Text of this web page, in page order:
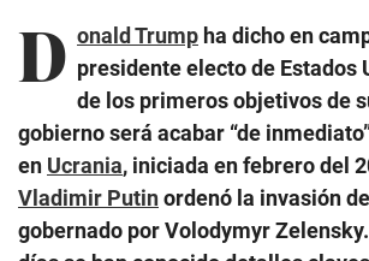
D onald Trump ha dicho en
presidente electo de Estados
de los primeros objetivos de
gobierno será acabar “de
en Ucrania, iniciada en febrero del
Vladimir Putinordenó la invasión
gobernado por Volodymyr